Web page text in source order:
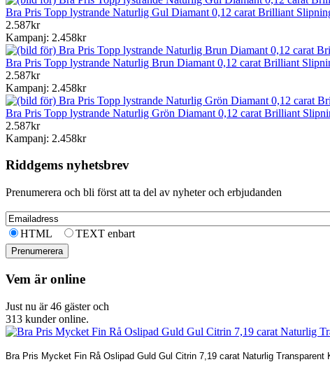
Bra Pris Topp lystrande Naturlig Gul Diamant 0,12 carat Brilliant
2.587kr
Kampanj: 2.458kr
Bra Pris Topp lystrande Naturlig Brun Diamant 0,12 carat Brilliant
2.587kr
Kampanj: 2.458kr
Bra Pris Topp lystrande Naturlig Grön Diamant 0,12 carat Brilliant
2.587kr
Kampanj: 2.458kr
Riddgems nyhetsbrev
Prenumerera och bli först att ta del av nyheter och erbjudanden
HTML TEXT enbart
Vem är online
Just nu är 46 gäster och
313 kunder online.
Bra Pris Mycket Fin Rå Oslipad Guld Gul Citrin 7,19 carat Naturlig Transparent